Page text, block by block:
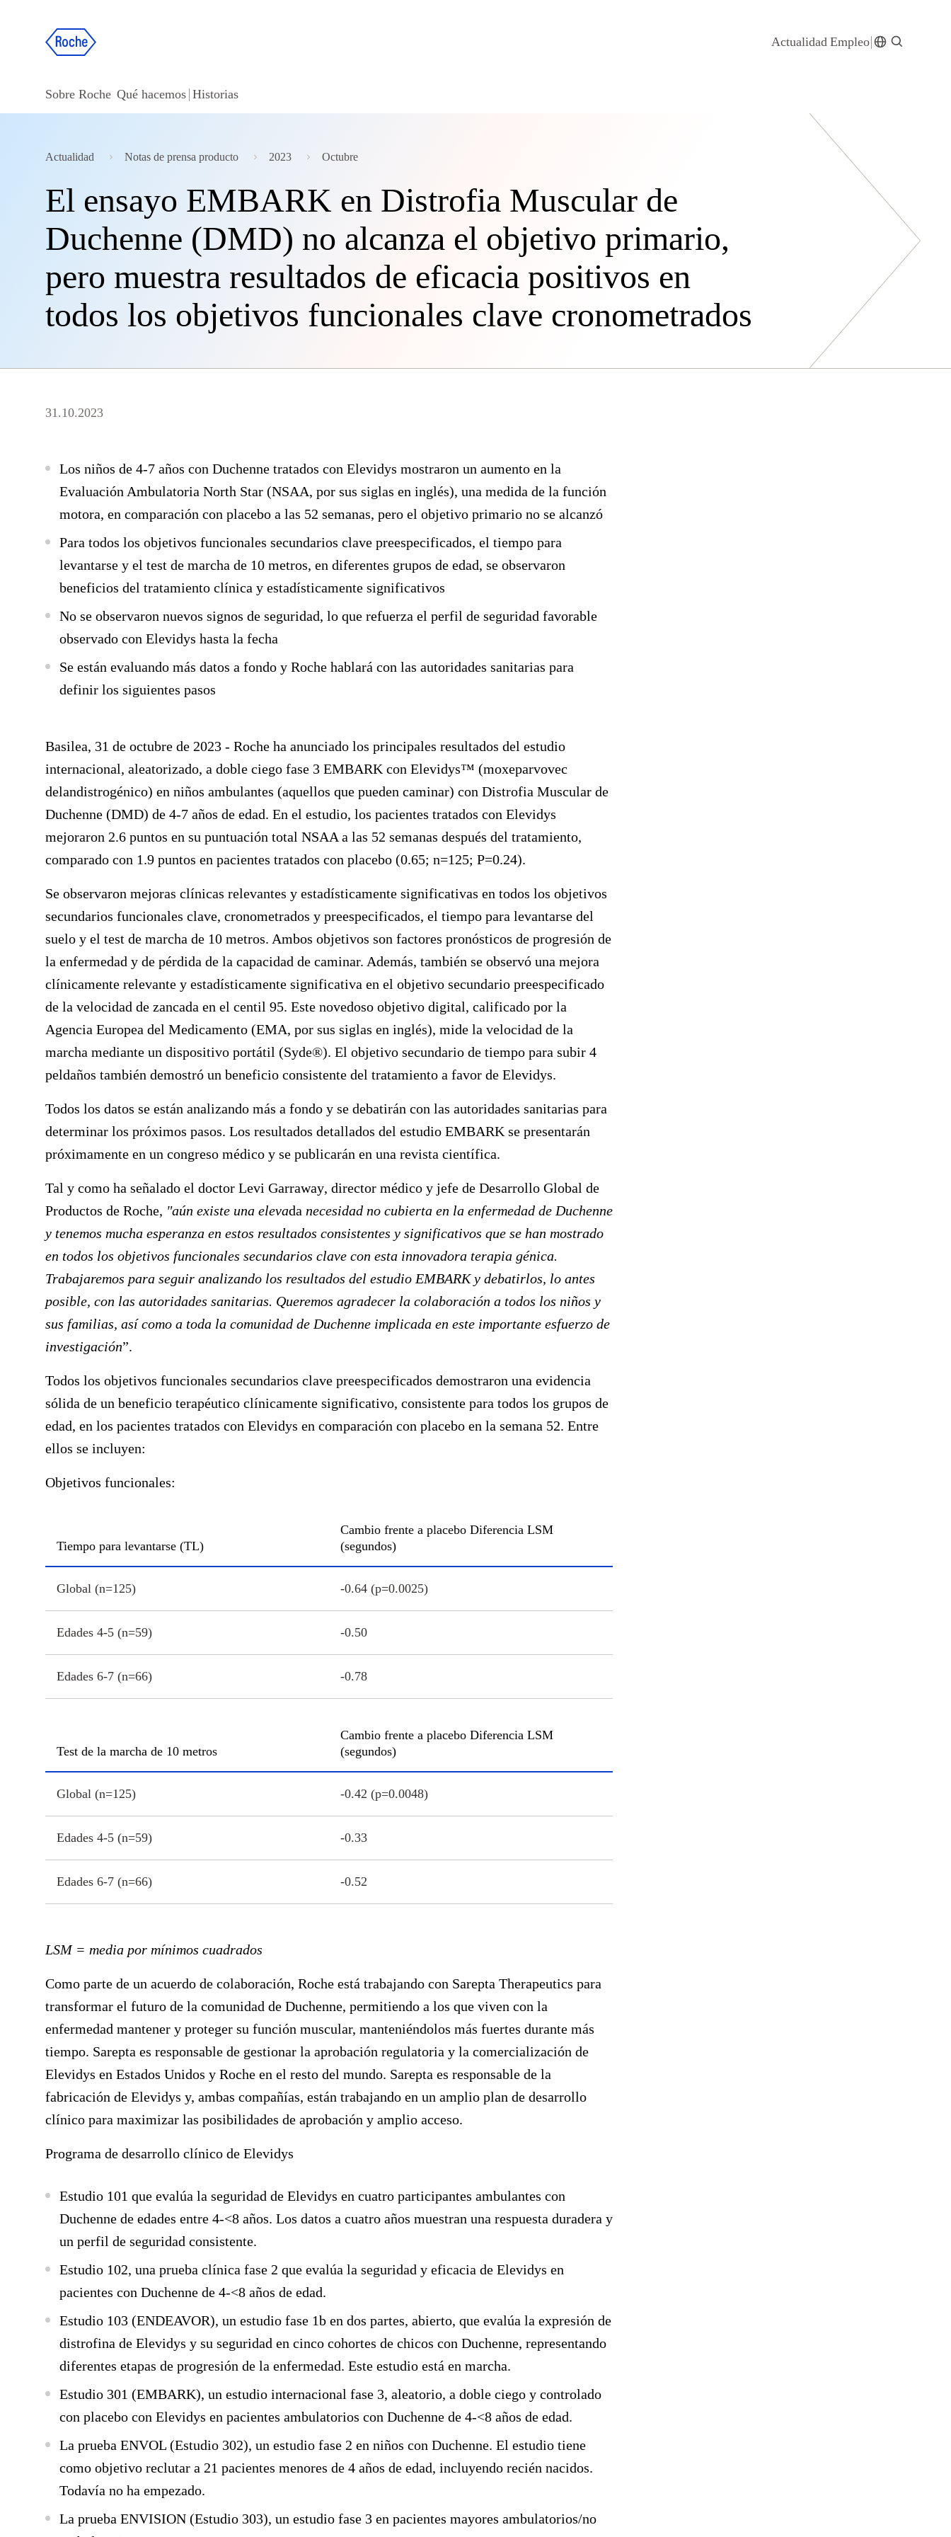
Actualidad Empleo
Sobre Roche Qué hacemos Historias
Actualidad Notas de prensa producto 2023 Octubre
El ensayo EMBARK en Distrofia Muscular de
Duchenne (DMD) no alcanza el objetivo primario,
pero muestra resultados de eficacia positivos en
todos los objetivos funcionales clave cronometrados
31.10.2023
Los niños de 4-7 años con Duchenne tratados con Elevidys mostraron un aumento en la
Evaluación Ambulatoria North Star (NSAA, por sus siglas en inglés), una medida de la función
motora, en comparación con placebo a las 52 semanas, pero el objetivo primario no se alcanzó
Para todos los objetivos funcionales secundarios clave preespecificados, el tiempo para
levantarse y el test de marcha de 10 metros, en diferentes grupos de edad, se observaron
beneficios del tratamiento clínica y estadísticamente significativos
No se observaron nuevos signos de seguridad, lo que refuerza el perfil de seguridad favorable
observado con Elevidys hasta la fecha
Se están evaluando más datos a fondo y Roche hablará con las autoridades sanitarias para
definir los siguientes pasos
Basilea, 31 de octubre de 2023 - Roche ha anunciado los principales resultados del estudio
internacional, aleatorizado, a doble ciego fase 3 EMBARK con Elevidys™ (moxeparvovec
delandistrogénico) en niños ambulantes (aquellos que pueden caminar) con Distrofia Muscular de
Duchenne (DMD) de 4-7 años de edad. En el estudio, los pacientes tratados con Elevidys
mejoraron 2.6 puntos en su puntuación total NSAA a las 52 semanas después del tratamiento,
comparado con 1.9 puntos en pacientes tratados con placebo (0.65; n=125; P=0.24).
Se observaron mejoras clínicas relevantes y estadísticamente significativas en todos los objetivos
secundarios funcionales clave, cronometrados y preespecificados, el tiempo para levantarse del
suelo y el test de marcha de 10 metros. Ambos objetivos son factores pronósticos de progresión de
la enfermedad y de pérdida de la capacidad de caminar. Además, también se observó una mejora
clínicamente relevante y estadísticamente significativa en el objetivo secundario preespecificado
de la velocidad de zancada en el centil 95. Este novedoso objetivo digital, calificado por la
Agencia Europea del Medicamento (EMA, por sus siglas en inglés), mide la velocidad de la
marcha mediante un dispositivo portátil (Syde®). El objetivo secundario de tiempo para subir 4
peldaños también demostró un beneficio consistente del tratamiento a favor de Elevidys.
Todos los datos se están analizando más a fondo y se debatirán con las autoridades sanitarias para
determinar los próximos pasos. Los resultados detallados del estudio EMBARK se presentarán
próximamente en un congreso médico y se publicarán en una revista científica.
Tal y como ha señalado el doctor Levi Garraway, director médico y jefe de Desarrollo Global de
Productos de Roche, "aún existe una elevada necesidad no cubierta en la enfermedad de Duchenne
y tenemos mucha esperanza en estos resultados consistentes y significativos que se han mostrado
en todos los objetivos funcionales secundarios clave con esta innovadora terapia génica.
Trabajaremos para seguir analizando los resultados del estudio EMBARK y debatirlos, lo antes
posible, con las autoridades sanitarias. Queremos agradecer la colaboración a todos los niños y
sus familias, así como a toda la comunidad de Duchenne implicada en este importante esfuerzo de
investigación”.
Todos los objetivos funcionales secundarios clave preespecificados demostraron una evidencia
sólida de un beneficio terapéutico clínicamente significativo, consistente para todos los grupos de
edad, en los pacientes tratados con Elevidys en comparación con placebo en la semana 52. Entre
ellos se incluyen:
Objetivos funcionales:
Tiempo para levantarse (TL)
Cambio frente a placebo Diferencia LSM
(segundos)
Global (n=125) -0.64 (p=0.0025)
Edades 4-5 (n=59) -0.50
Edades 6-7 (n=66) -0.78
Test de la marcha de 10 metros
Cambio frente a placebo Diferencia LSM
(segundos)
Global (n=125) -0.42 (p=0.0048)
Edades 4-5 (n=59) -0.33
Edades 6-7 (n=66) -0.52
LSM = media por mínimos cuadrados
Como parte de un acuerdo de colaboración, Roche está trabajando con Sarepta Therapeutics para
transformar el futuro de la comunidad de Duchenne, permitiendo a los que viven con la
enfermedad mantener y proteger su función muscular, manteniéndolos más fuertes durante más
tiempo. Sarepta es responsable de gestionar la aprobación regulatoria y la comercialización de
Elevidys en Estados Unidos y Roche en el resto del mundo. Sarepta es responsable de la
fabricación de Elevidys y, ambas compañías, están trabajando en un amplio plan de desarrollo
clínico para maximizar las posibilidades de aprobación y amplio acceso.
Programa de desarrollo clínico de Elevidys
Estudio 101 que evalúa la seguridad de Elevidys en cuatro participantes ambulantes con
Duchenne de edades entre 4-<8 años. Los datos a cuatro años muestran una respuesta duradera y
un perfil de seguridad consistente.
Estudio 102, una prueba clínica fase 2 que evalúa la seguridad y eficacia de Elevidys en
pacientes con Duchenne de 4-<8 años de edad.
Estudio 103 (ENDEAVOR), un estudio fase 1b en dos partes, abierto, que evalúa la expresión de
distrofina de Elevidys y su seguridad en cinco cohortes de chicos con Duchenne, representando
diferentes etapas de progresión de la enfermedad. Este estudio está en marcha.
Estudio 301 (EMBARK), un estudio internacional fase 3, aleatorio, a doble ciego y controlado
con placebo con Elevidys en pacientes ambulatorios con Duchenne de 4-<8 años de edad.
La prueba ENVOL (Estudio 302), un estudio fase 2 en niños con Duchenne. El estudio tiene
como objetivo reclutar a 21 pacientes menores de 4 años de edad, incluyendo recién nacidos.
Todavía no ha empezado.
La prueba ENVISION (Estudio 303), un estudio fase 3 en pacientes mayores ambulatorios/no